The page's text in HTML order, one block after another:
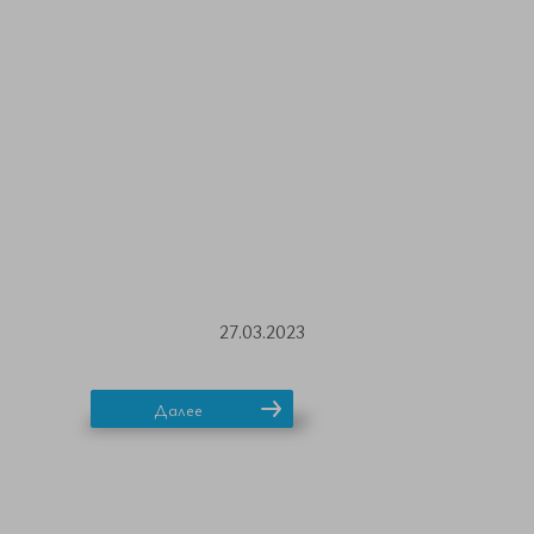
27.03.2023
Далее